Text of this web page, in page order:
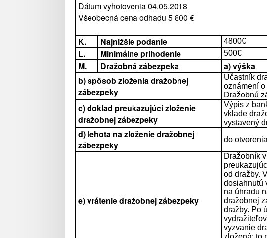
Dátum vyhotovenia 04.05.2018
Všeobecná cena odhadu 5 800 €
K. Najnižšie podanie 4800€
L. Minimálne prihodenie 500€
M. Dražobná zábezpeka a) výška
b) spôsob zloženia dražobnej
zábezpeky
Účastník
oznámení o
Dražobnú
c) doklad preukazujúci zloženie
dražobnej zábezpeky
Výpis z
vklade
vystavený
d) lehota na zloženie dražobnej
zábezpeky
do
e) vrátenie dražobnej zábezpeky
Dražobník
od dražby.
dosiahnutú
na úhradu
dražobnej
dražby. Po
vyzvanie
zložená; to